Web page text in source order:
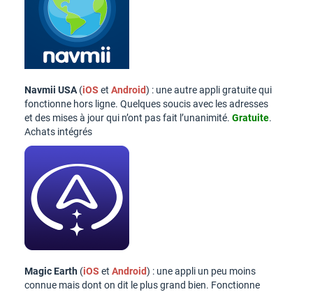
Navmii USA(iOS et Android) : une autre appli gratuite qui
fonctionne hors ligne. Quelques soucis avec les adresses
et des mises à jour qui n’ont pas fait l’unanimité. Gratuite.
Achats intégrés
Magic Earth (iOS et Android) : une appli un peu moins
connue mais dont on dit le plus grand bien. Fonctionne